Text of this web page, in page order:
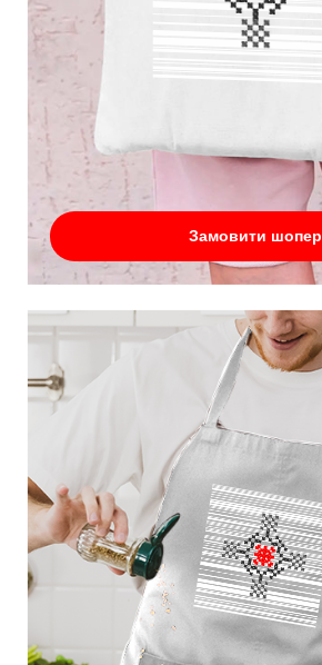
Замовити шопер